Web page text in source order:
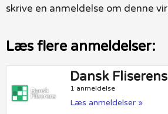
skrive en anmeldelse om denne
Læs flere anmeldelser:
Dansk Fliserens
1 anmeldelse
Læs anmeldelser »